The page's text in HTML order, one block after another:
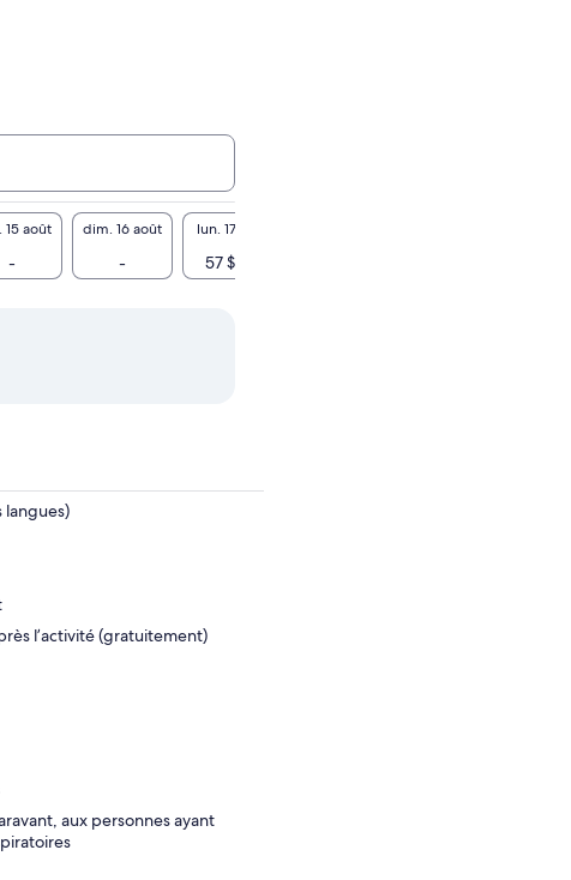
15 août
-
dim. 16 août
-
lun. 17 août
57 $ CA
langues)
l’activité (gratuitement)
aux personnes ayant